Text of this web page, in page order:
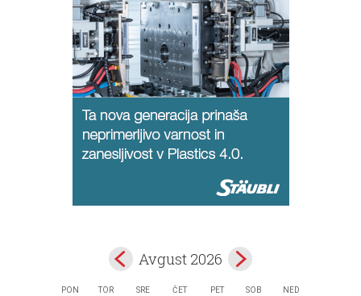
Avgust 2026
PON TOR SRE ČET PET SOB NED